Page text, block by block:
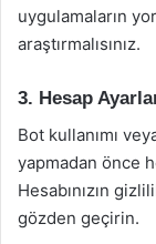
uygulamaların
araştırmalısınız.
3. Hesap
Bot kullanımı
yapmadan önce
Hesabınızın
gözden geçirin.